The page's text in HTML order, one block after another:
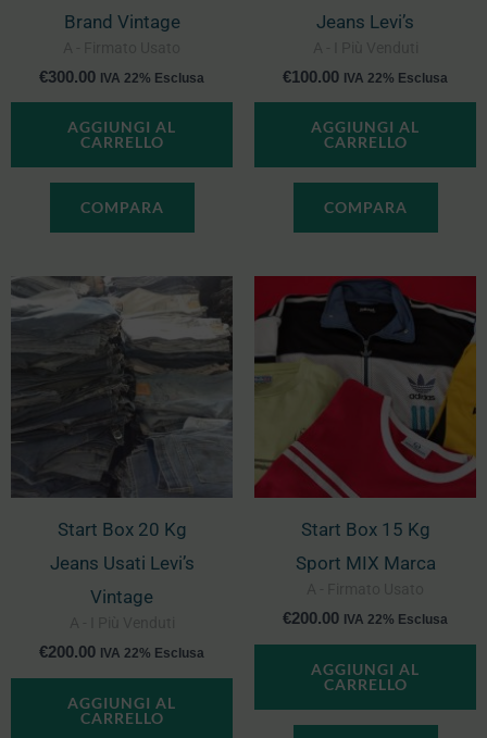
Brand Vintage
€300.00 IVA 22% Esclusa
AGGIUNGI AL
CARRELLO
COMPARA
Jeans Levi’s
€100.00 IVA 22% Esclusa
AGGIUNGI AL
CARRELLO
COMPARA
Start Box 20 Kg
Jeans Usati Levi’s
Vintage
€200.00 IVA 22% Esclusa
AGGIUNGI AL
CARRELLO
Start Box 15 Kg
Sport MIX Marca
€200.00 IVA 22% Esclusa
AGGIUNGI AL
CARRELLO